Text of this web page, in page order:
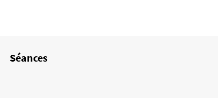
Séances